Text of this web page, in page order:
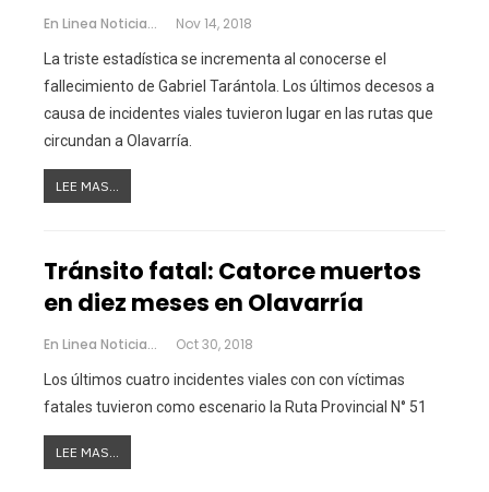
En Linea Noticias Nov 14, 2018
La triste estadística se incrementa al conocerse el
fallecimiento de Gabriel Tarántola. Los últimos decesos a
causa de incidentes viales tuvieron lugar en las rutas que
circundan a Olavarría.
LEE MAS...
Tránsito fatal: Catorce muertos
en diez meses en Olavarría
En Linea Noticias Oct 30, 2018
Los últimos cuatro incidentes viales con con víctimas
fatales tuvieron como escenario la Ruta Provincial N° 51
LEE MAS...